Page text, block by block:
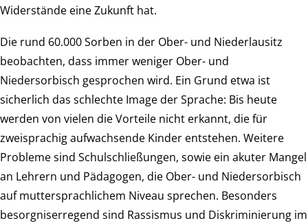
Widerstände eine Zukunft hat.
Die rund 60.000 Sorben in der Ober- und Niederlausitz
beobachten, dass immer weniger Ober- und
Niedersorbisch gesprochen wird. Ein Grund etwa ist
sicherlich das schlechte Image der Sprache: Bis heute
werden von vielen die Vorteile nicht erkannt, die für
zweisprachig aufwachsende Kinder entstehen. Weitere
Probleme sind Schulschließungen, sowie ein akuter Mangel
an Lehrern und Pädagogen, die Ober- und Niedersorbisch
auf muttersprachlichem Niveau sprechen. Besonders
besorgniserregend sind Rassismus und Diskriminierung im